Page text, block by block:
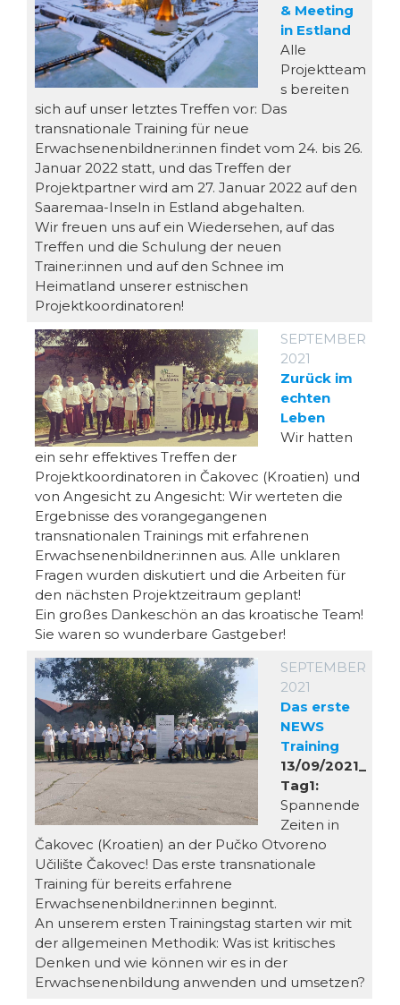
& Meeting
in Estland
Alle
Projektteam
s bereiten
sich auf unser letztes Treffen vor: Das
transnationale Training für neue
Erwachsenenbildner:innen findet vom 24. bis 26.
Januar 2022 statt, und das Treffen der
Projektpartner wird am 27. Januar 2022 auf den
Saaremaa-Inseln in Estland abgehalten.
Wir freuen uns auf ein Wiedersehen, auf das
Treffen und die Schulung der neuen
Trainer:innen und auf den Schnee im
Heimatland unserer estnischen
Projektkoordinatoren!
SEPTEMBER
2021
Zurück im
echten
Leben
Wir hatten
ein sehr effektives Treffen der
Projektkoordinatoren in Čakovec (Kroatien) und
von Angesicht zu Angesicht: Wir werteten die
Ergebnisse des vorangegangenen
transnationalen Trainings mit erfahrenen
Erwachsenenbildner:innen aus. Alle unklaren
Fragen wurden diskutiert und die Arbeiten für
den nächsten Projektzeitraum geplant!
Ein großes Dankeschön an das kroatische Team!
Sie waren so wunderbare Gastgeber!
SEPTEMBER
2021
Das erste
NEWS
Training
13/09/2021_
Tag1:
Spannende
Zeiten in
Čakovec (Kroatien) an der Pučko Otvoreno
Učilište Čakovec! Das erste transnationale
Training für bereits erfahrene
Erwachsenenbildner:innen beginnt.
An unserem ersten Trainingstag starten wir mit
der allgemeinen Methodik: Was ist kritisches
Denken und wie können wir es in der
Erwachsenenbildung anwenden und umsetzen?